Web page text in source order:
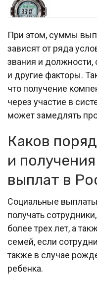
При этом, суммы
зависят от ряда
звания и
и другие факторы.
что получение
через участие в
может замедлять
Каков
и
выплат в
Социальные
получать
более трех лет, а
семей, если
также в случае
ребенка.